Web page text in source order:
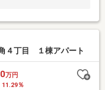
４丁目 １棟アパート
万円
11.29％